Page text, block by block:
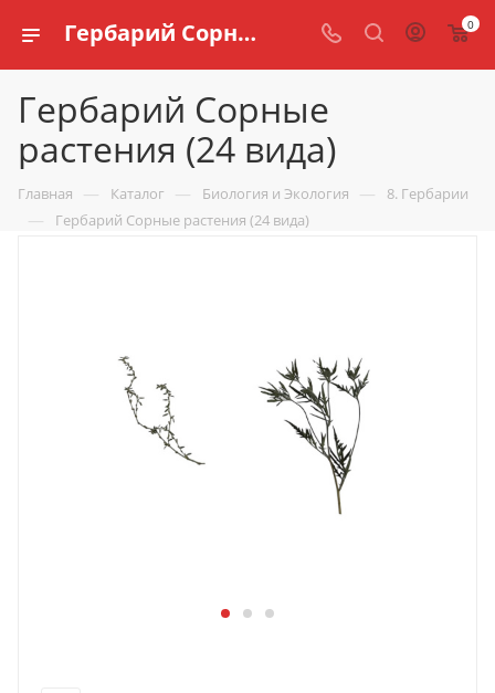
Гербарий Сорные растения (24 вида) купить по доступной цене в интернет магазине schools.ru 0
Гербарий Сорные
растения (24 вида)
Главная — Каталог — Биология и Экология — 8. Гербарии
— Гербарий Сорные растения (24 вида)